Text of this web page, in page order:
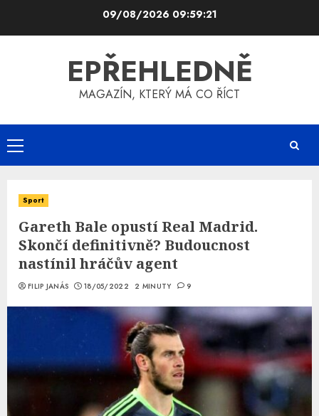
09/08/2026 09:59:22
EPŘEHLEDNĚ
MAGAZÍN, KTERÝ MÁ CO ŘÍCT
Primary
Menu
Sport
Gareth Bale opustí Real Madrid.
Skončí definitivně? Budoucnost
nastínil hráčův agent
FILIP JANÁS 18/05/2022 2 MINUTY 9